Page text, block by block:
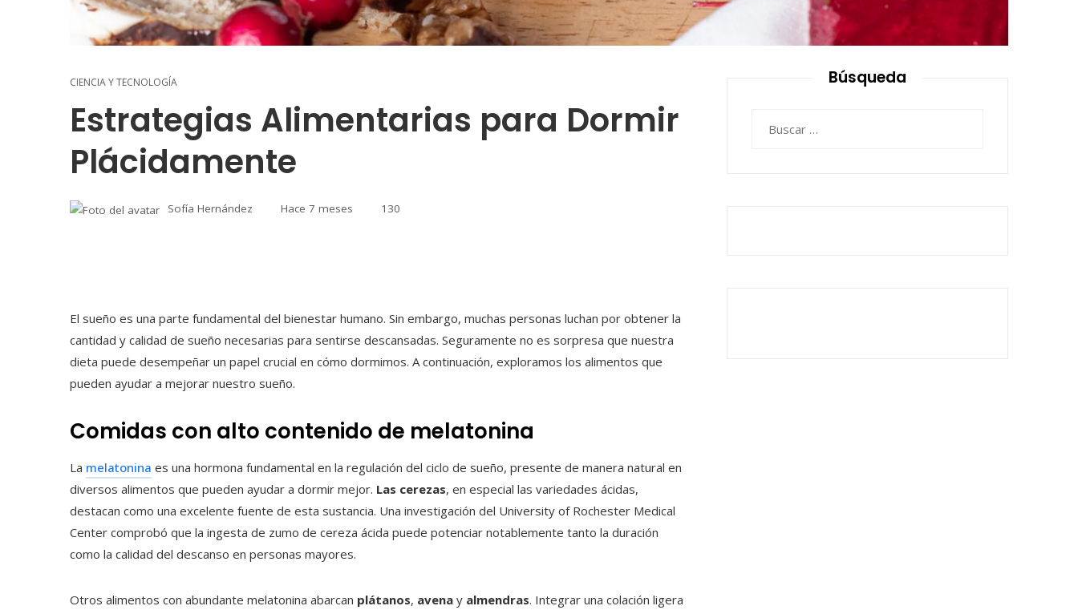
CIENCIA Y TECNOLOGÍA
Estrategias Alimentarias para Dormir
Plácidamente
Sofía Hernández Hace 7 meses 130
El sueño es una parte fundamental del bienestar humano. Sin embargo, muchas personas luchan por obtener la
cantidad y calidad de sueño necesarias para sentirse descansadas. Seguramente no es sorpresa que nuestra
dieta puede desempeñar un papel crucial en cómo dormimos. A continuación, exploramos los alimentos que
pueden ayudar a mejorar nuestro sueño.
Comidas con alto contenido de melatonina
La melatonina es una hormona fundamental en la regulación del ciclo de sueño, presente de manera natural en
diversos alimentos que pueden ayudar a dormir mejor. Las cerezas, en especial las variedades ácidas,
destacan como una excelente fuente de esta sustancia. Una investigación del University of Rochester Medical
Center comprobó que la ingesta de zumo de cereza ácida puede potenciar notablemente tanto la duración
como la calidad del descanso en personas mayores.
Otros alimentos con abundante melatonina abarcan plátanos, avena y almendras. Integrar una colación ligera
Búsqueda